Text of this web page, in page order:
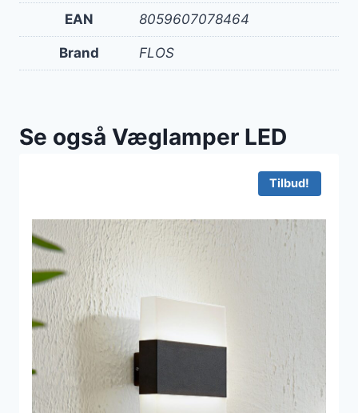
EAN 8059607078464
Brand FLOS
Se også Væglamper LED
Tilbud!